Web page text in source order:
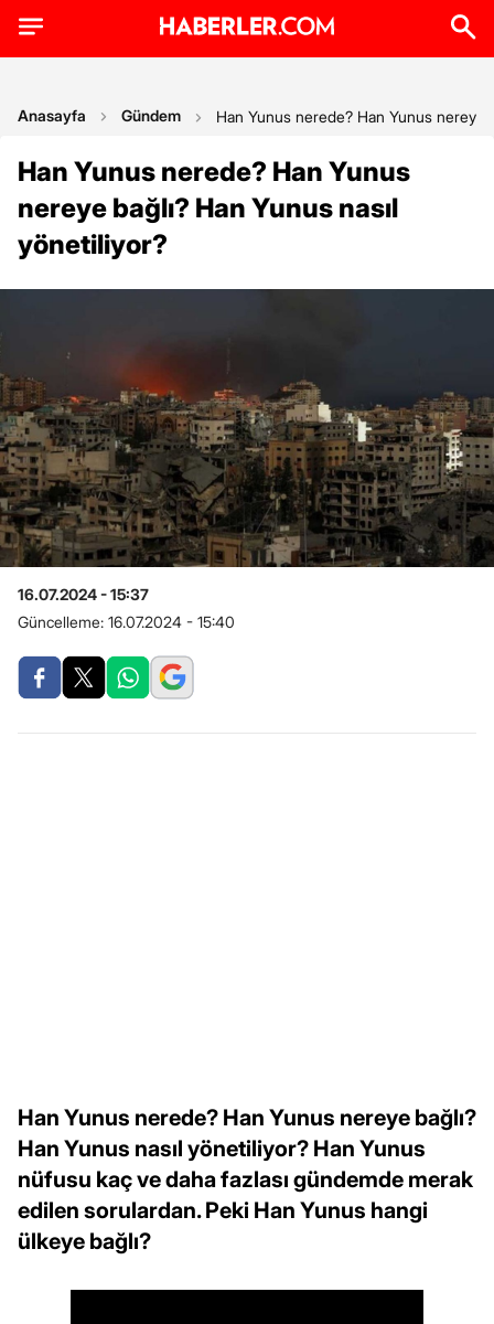
Anasayfa Gündem Han Yunus nerede? Han Yunus nereye
Han Yunus nerede? Han Yunus
nereye bağlı? Han Yunus nasıl
yönetiliyor?
16.07.2024 - 15:37
Güncelleme: 16.07.2024 - 15:40
Han Yunus nerede? Han Yunus nereye bağlı?
Han Yunus nasıl yönetiliyor? Han Yunus
nüfusu kaç ve daha fazlası gündemde merak
edilen sorulardan. Peki Han Yunus hangi
ülkeye bağlı?